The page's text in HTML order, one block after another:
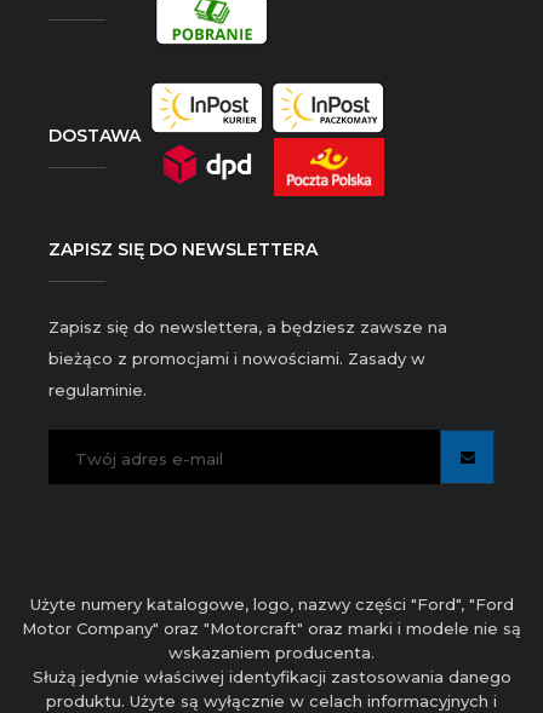
DOSTAWA
ZAPISZ SIĘ DO NEWSLETTERA
Zapisz się do newslettera, a będziesz zawsze na
bieżąco z promocjami i nowościami. Zasady w
regulaminie.
Użyte numery katalogowe, logo, nazwy części "Ford", "Ford
Motor Company" oraz "Motorcraft" oraz marki i modele nie są
wskazaniem producenta.
Służą jedynie właściwej identyfikacji zastosowania danego
produktu. Użyte są wyłącznie w celach informacyjnych i